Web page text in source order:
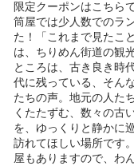
限定クーポンはこちら
筒屋では少人数でのラ
た！「これまで見たこ
は、ちりめん街道の観
ところは、古き良き時
代に残っている、そん
たちの声。地元の人た
くたたずむ、数々の古
を、ゆっくりと静かに
訪れてほしい場所です
屋もありますので、わ